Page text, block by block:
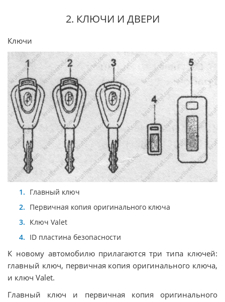
2. КЛЮЧИ И ДВЕРИ
Ключи
Главный ключ
Первичная копия оригинального ключа
Ключ Valet
ID пластина безопасности
К новому автомобилю прилагаются три типа ключей:
главный ключ, первичная копия оригинального ключа,
и ключ Valet.
Главный ключ и первичная копия оригинального